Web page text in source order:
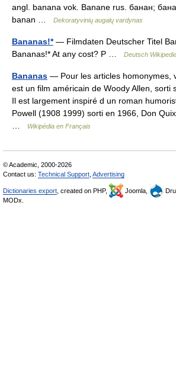
angl. banana vok. Banane rus. банан;
banan …
Dekoratyvinių augalų vardynas
Bananas!*— Filmdaten Deutscher Titel
Bananas!* At any cost? P …
Deutsch
Bananas — Pour les articles homonymes,
est un film américain de Woody Allen, sorti
Il est largement inspiré d un roman
Powell (1908 1999) sorti en 1966, Don
Wikipédia en Français
© Academic, 2000-2026
Contact us: Technical Support Advertising
Dictionaries export , created on PHP, Joomla,
MODx.